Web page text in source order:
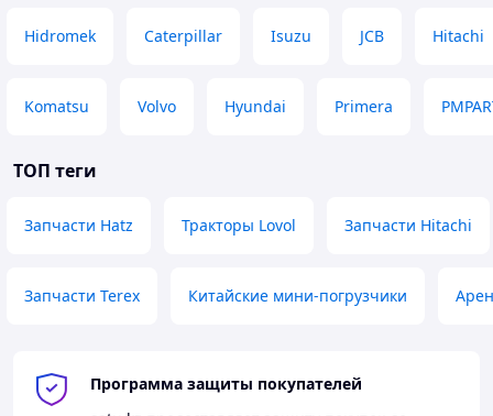
Hidromek Caterpillar Isuzu JCB Hitachi
Komatsu Volvo Hyundai Primera
ТОП теги
Запчасти Hatz Тракторы Lovol Запчасти Hitachi
Запчасти Terex Китайские мини-погрузчики
Программа защиты покупателей